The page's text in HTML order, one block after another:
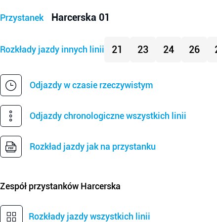
Przystanek Harcerska 01
Rozkłady jazdy innych linii 21 23 24 26
Odjazdy w czasie rzeczywistym
Odjazdy chronologiczne wszystkich linii
Rozkład jazdy jak na przystanku
Zespół przystanków Harcerska
Rozkłady jazdy wszystkich linii